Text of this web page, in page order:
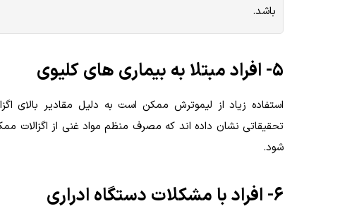
باشد.
5- افراد مبتلا به بیماری های کلیوی
تحقیقاتی نشان داده اند که مصرف منظم مواد غنی از اگزالات
شود.
6- افراد با مشکلات دستگاه ادراری